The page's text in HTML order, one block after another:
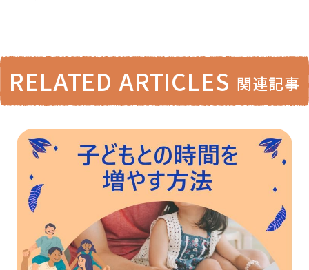
RELATED ARTICLES 関連記事